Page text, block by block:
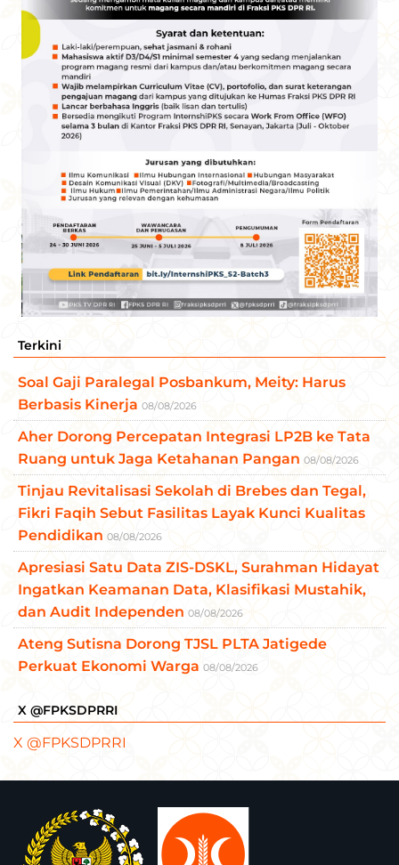
Terkini
Soal Gaji Paralegal Posbankum, Meity: Harus
Berbasis Kinerja 08/08/2026
Aher Dorong Percepatan Integrasi LP2B ke Tata
Ruang untuk Jaga Ketahanan Pangan 08/08/2026
Tinjau Revitalisasi Sekolah di Brebes dan Tegal,
Fikri Faqih Sebut Fasilitas Layak Kunci Kualitas
Pendidikan 08/08/2026
Apresiasi Satu Data ZIS-DSKL, Surahman Hidayat
Ingatkan Keamanan Data, Klasifikasi Mustahik,
dan Audit Independen 08/08/2026
Ateng Sutisna Dorong TJSL PLTA Jatigede
Perkuat Ekonomi Warga 08/08/2026
X @FPKSDPRRI
X @FPKSDPRRI